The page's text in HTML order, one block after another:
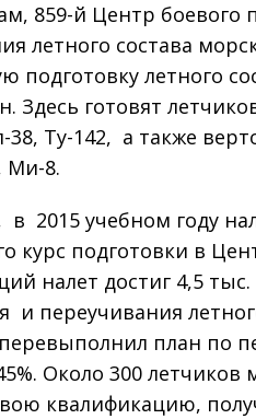
859-й Центр
летного состава
подготовку летного
Здесь готовят
Ту-142, а также
Ми-8.
2015 учебном году
курс подготовки в
налет достиг 4,5
и переучивания
перевыполнил план по
Около 300
квалификацию,